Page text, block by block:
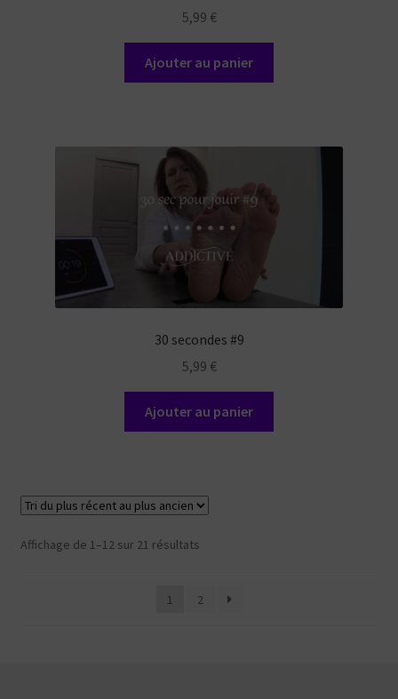
5,99 €
Ajouter au panier
30 secondes #9
5,99 €
Ajouter au panier
Affichage de 1–12 sur 21 résultatsTrié
récent
1 2